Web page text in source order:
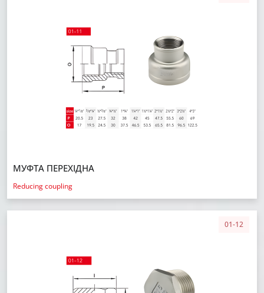
МУФТА ПЕРЕХІДНА
Reducing coupling
01-12